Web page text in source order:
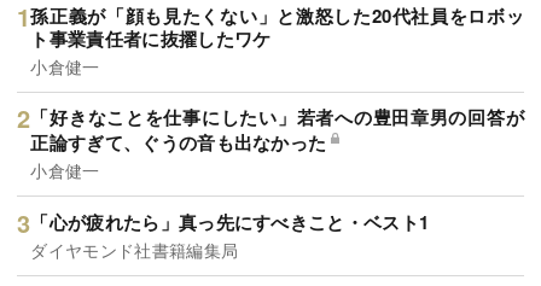
孫正義が「顔も見たくない」と激怒した20代社員をロボッ
ト事業責任者に抜擢したワケ
小倉健一
「好きなことを仕事にしたい」若者への豊田章男の回答が
正論すぎて、ぐうの音も出なかった
小倉健一
「心が疲れたら」真っ先にすべきこと・ベスト1
ダイヤモンド社書籍編集局